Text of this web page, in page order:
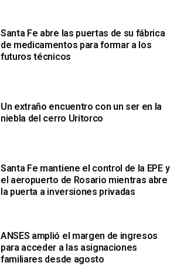
Santa Fe abre las puertas de su fábrica
de medicamentos para formar a los
futuros técnicos
Un extraño encuentro con un ser en la
niebla del cerro Uritorco
Santa Fe mantiene el control de la EPE y
el aeropuerto de Rosario mientras abre
la puerta a inversiones privadas
ANSES amplió el margen de ingresos
para acceder a las asignaciones
familiares desde agosto